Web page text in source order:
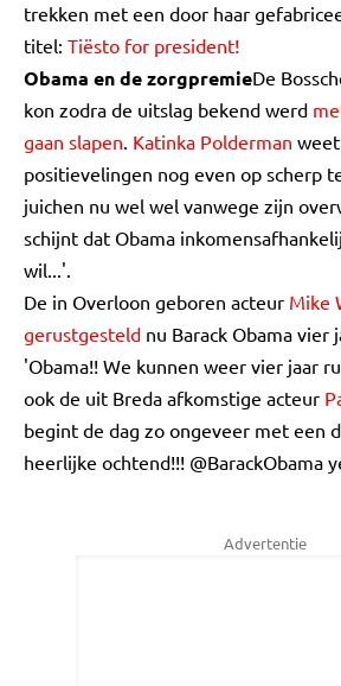
trekken met een door haar
titel: Tiësto for president!
Obama en de zorgpremieDe
kon zodra de uitslag bekend werd
gaan slapen. Katinka Polderman
positievelingen nog even op scherp
juichen nu wel wel vanwege zijn
schijnt dat Obama
wil...'.
De in Overloon geboren acteur Mike
gerustgesteld nu Barack Obama vier
'Obama!! We kunnen weer vier jaar
ook de uit Breda afkomstige acteur
begint de dag zo ongeveer met een
heerlijke ochtend!!! @BarackObama
Advertentie